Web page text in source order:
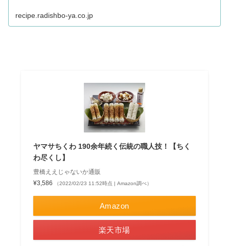
recipe.radishbo-ya.co.jp
ヤマサちくわ 190余年続く伝統の職人技！【ちく
わ尽くし】
豊橋ええじゃないか通販
¥3,586
（2022/02/23 11:52時点 | Amazon調べ）
Amazon
楽天市場